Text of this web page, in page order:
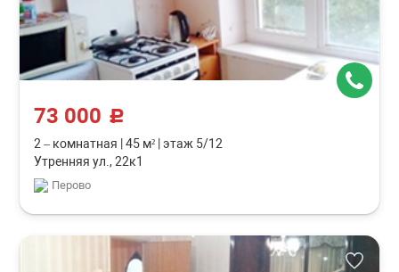
73 000 c
2 – комнатная 45 м² этаж 5/12
Утренняя ул., 22к1
Перово